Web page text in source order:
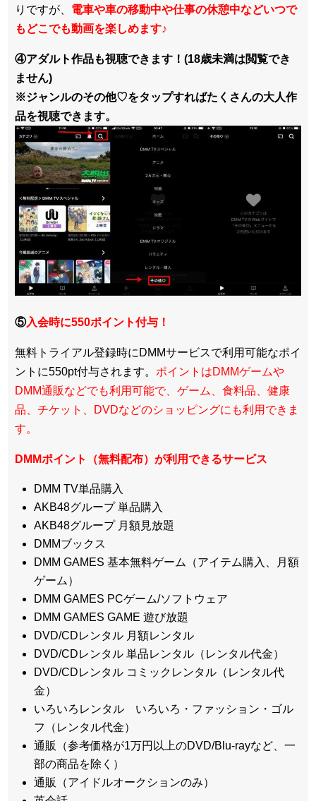
りですが、 電車や車の移動中や仕事の休憩中などいつで
もどこでも動画を楽しめます♪
④アダルト作品も視聴できます！(18歳未満は閲覧でき
ません)
※ジャンルのその他♡をタップすればたくさんの大人作
品を視聴できます。
⑤入会時に550ポイント付与！
無料トライアル登録時にDMMサービスで利用可能なポイ
ントに550pt付与されます。 ポイントはDMMゲームや
DMM通販などでも利用可能で、ゲーム、食料品、健康
品、チケット、DVDなどのショッピングにも利用できま
す。
DMMポイント（無料配布）が利用できるサービス
DMM TV単品購入
AKB48グループ 単品購入
AKB48グループ 月額見放題
DMMブックス
DMM GAMES 基本無料ゲーム（アイテム購入、月額
ゲーム）
DMM GAMES PCゲーム/ソフトウェア
DMM GAMES GAME 遊び放題
DVD/CDレンタル 月額レンタル
DVD/CDレンタル 単品レンタル（レンタル代金）
DVD/CDレンタル コミックレンタル（レンタル代
金）
いろいろレンタル いろいろ・ファッション・ゴル
フ（レンタル代金）
通販（参考価格が1万円以上のDVD/Blu-rayなど、一
部の商品を除く）
通販（アイドルオークションのみ）